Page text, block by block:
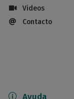
Videos
Contacto
Ayuda